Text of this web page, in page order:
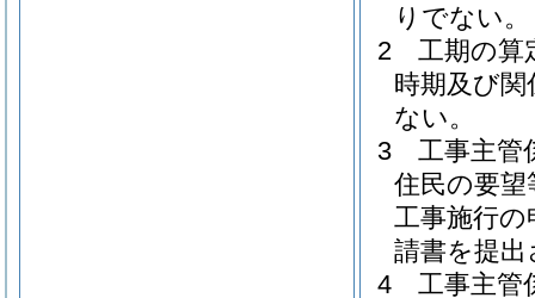
りでない。
2
工期の算
時期及び
ない。
3
工事主管
住民の要
工事施行
請書を提
4
工事主管